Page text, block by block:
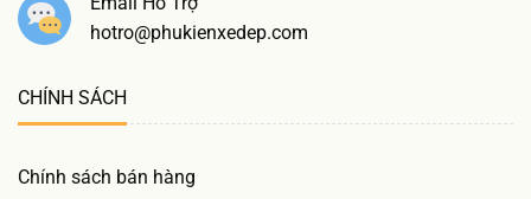
hotro@phukienxedep.com
CHÍNH SÁCH
Chính sách bán hàng